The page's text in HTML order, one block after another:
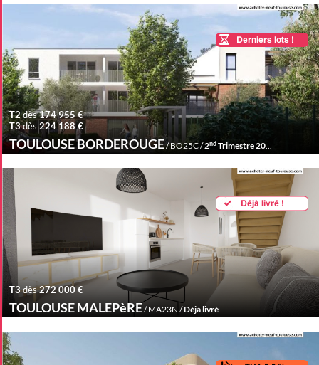
T2dès174 955 €
T3dès224 188 €
TOULOUSE BORDEROUGE/ BO25C /2ndTrimestre 2027
T3dès272 000 €
TOULOUSE MALEPèRE/ MA23N /Déjà livré